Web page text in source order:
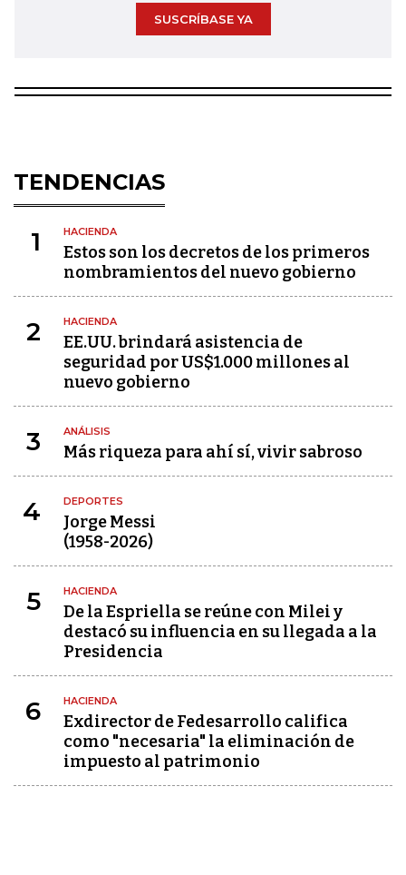
SUSCRÍBASE YA
TENDENCIAS
1 HACIENDA
Estos son los decretos de los primeros
nombramientos del nuevo gobierno
2 HACIENDA
EE.UU. brindará asistencia de
seguridad por US$1.000 millones al
nuevo gobierno
3 ANÁLISIS
Más riqueza para ahí sí, vivir sabroso
4 DEPORTES
Jorge Messi
(1958-2026)
5 HACIENDA
De la Espriella se reúne con Milei y
destacó su influencia en su llegada a la
Presidencia
6 HACIENDA
Exdirector de Fedesarrollo califica
como "necesaria" la eliminación de
impuesto al patrimonio